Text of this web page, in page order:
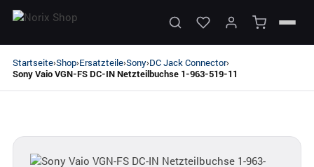
Startseite›Shop›Ersatzteile›Sony›DC Jack Connector›
Sony Vaio VGN-FS DC-IN Netzteilbuchse 1-963-519-11